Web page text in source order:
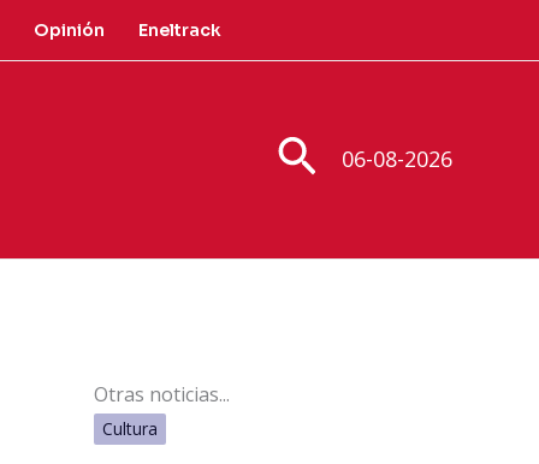
Opinión Eneltrack
Buscar
06-08-2026
Otras noticias...
Cultura